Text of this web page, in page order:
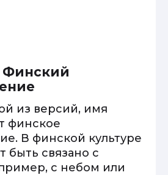
Финский
из версий, имя
финское
В финской культуре
быть связано с
с небом или